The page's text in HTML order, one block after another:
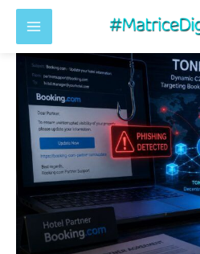
contenuto